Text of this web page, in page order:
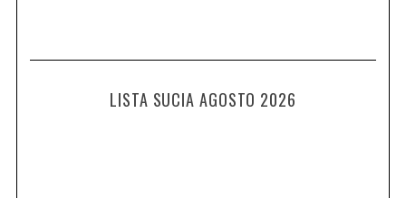
LISTA SUCIA AGOSTO 2026